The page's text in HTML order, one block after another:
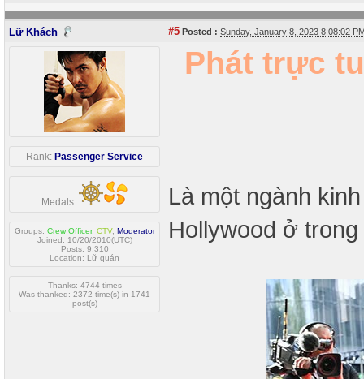
Lữ Khách #5 Posted : Sunday, January 8, 2023 8:08:02
Rank: Passenger Service
Medals:
Groups: Crew Officer, CTV, Moderator
Joined: 10/20/2010(UTC)
Posts: 9,310
Location: Lữ quán
Thanks: 4744 times
Was thanked: 2372 time(s) in 1741
post(s)
Phát trực
Là một ngành
Hollywood ở